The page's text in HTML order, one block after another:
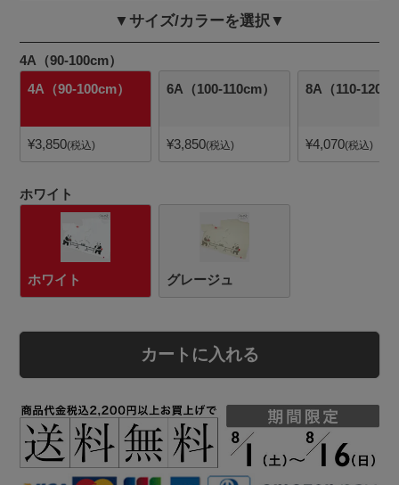
▼サイズ/カラーを選択▼
4A（90-100cm）
4A（90-100cm）
¥3,850 税込
6A（100-110cm）
¥3,850 税込
8A（110-
¥4,070 税込
ホワイト
ホワイト グレージュ
カートに入れる